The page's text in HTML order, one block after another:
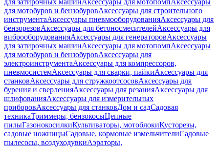
для затирочных машинАксессуары для мотопомпАксессуары
для мотобуров и бензобуровАксессуары для строительного
инструментаАксессуары пневмооборудованияАксессуары для
бензорезовАксессуары для бетоносмесителейАксессуары для
виброоборудованияАксессуары для генераторовАксессуары
для затирочных машинАксессуары для мотопомпАксессуары
для мотобуров и бензобуровАксессуары для
электроинструментаАксессуары для компрессоров,
пневмосистемАксессуары для сварки, пайкиАксессуары для
станковАксессуары для стружкоотсосовАксессуары для
бурения и сверленияАксессуары для резанияАксессуары для
шлифованияАксессуары для измерительных
приборовАксессуары для станковДом и садСадовая
техникаТриммеры, бензокосыЦепные
пилыГазонокосилкиКультиваторы, мотоблокиКусторезы,
садовые ножницыСадовые, кормовые измельчителиСадовые
пылесосы, воздуходувкиАэраторы,